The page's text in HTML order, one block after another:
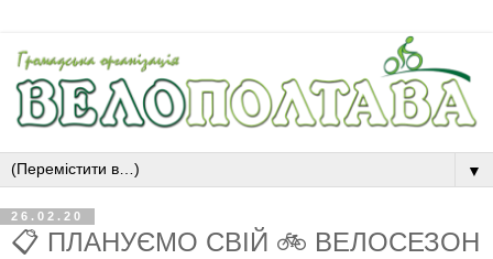
▼
26.02.20
📋 ПЛАНУЄМО СВІЙ 🚲 ВЕЛОСЕЗОН